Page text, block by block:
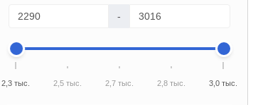
-
2,3 тыс. 2,5 тыс. 2,7 тыс. 2,8 тыс. 3,0 тыс.